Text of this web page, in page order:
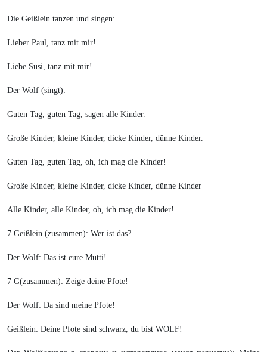
Die Geißlein tanzen und singen:
Lieber Paul, tanz mit mir!
Liebe Susi, tanz mit mir!
Der Wolf (singt):
Guten Tag, guten Tag, sagen alle Kinder.
Große Kinder, kleine Kinder, dicke Kinder, dünne Kinder.
Guten Tag, guten Tag, oh, ich mag die Kinder!
Große Kinder, kleine Kinder, dicke Kinder, dünne Kinder
Alle Kinder, alle Kinder, oh, ich mag die Kinder!
7 Geißlein (zusammen): Wer ist das?
Der Wolf: Das ist eure Mutti!
7 G(zusammen): Zeige deine Pfote!
Der Wolf: Da sind meine Pfote!
Geißlein: Deine Pfote sind schwarz, du bist WOLF!